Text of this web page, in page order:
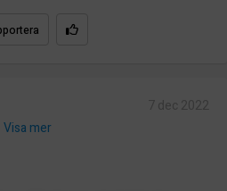
Visa mer